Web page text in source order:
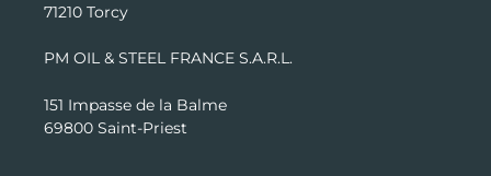
71210 Torcy
PM OIL & STEEL FRANCE S.A.R.L.
151 Impasse de la Balme
69800 Saint-Priest